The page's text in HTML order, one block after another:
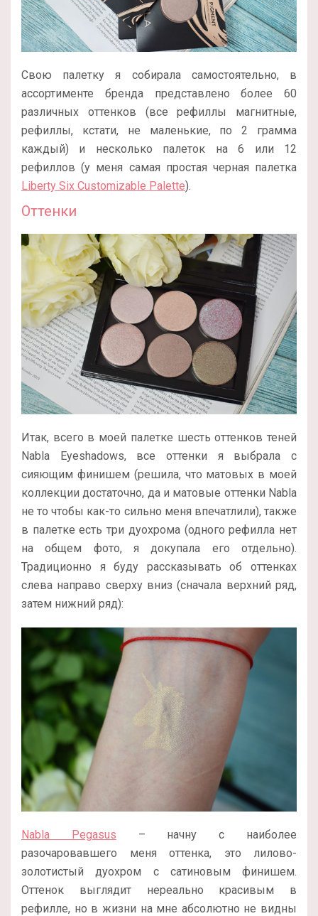
Свою палетку я собирала самостоятельно, в
ассортименте бренда представлено более 60
различных оттенков (все рефиллы магнитные,
рефиллы, кстати, не маленькие, по 2 грамма
каждый) и несколько палеток на 6 или 12
рефиллов (у меня самая простая черная палетка
Liberty Six Customizable Palette).
Оттенки
Итак, всего в моей палетке шесть оттенков теней
Nabla Eyeshadows, все оттенки я выбрала с
сияющим финишем (решила, что матовых в моей
коллекции достаточно, да и матовые оттенки Nabla
не то чтобы как-то сильно меня впечатлили), также
в палетке есть три дуохрома (одного рефилла нет
на общем фото, я докупала его отдельно).
Традиционно я буду рассказывать об оттенках
слева направо сверху вниз (сначала верхний ряд,
затем нижний ряд):
Nabla Pegasus – начну с наиболее
разочаровавшего меня оттенка, это лилово-
золотистый дуохром с сатиновым финишем.
Оттенок выглядит нереально красивым в
рефилле, но в жизни на мне абсолютно не видны